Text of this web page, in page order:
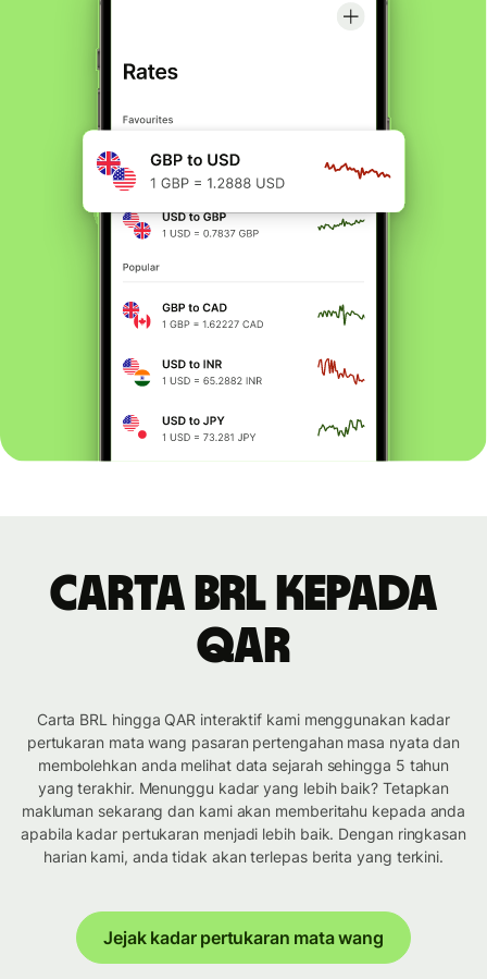
Carta BRL kepada
QAR
Carta BRL hingga QAR interaktif kami menggunakan kadar
pertukaran mata wang pasaran pertengahan masa nyata dan
membolehkan anda melihat data sejarah sehingga 5 tahun
yang terakhir. Menunggu kadar yang lebih baik? Tetapkan
makluman sekarang dan kami akan memberitahu kepada anda
apabila kadar pertukaran menjadi lebih baik. Dengan ringkasan
harian kami, anda tidak akan terlepas berita yang terkini.
Jejak kadar pertukaran mata wang